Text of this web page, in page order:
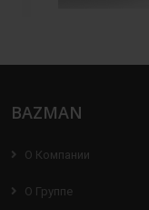
BAZMAN
О Компании
О Группе